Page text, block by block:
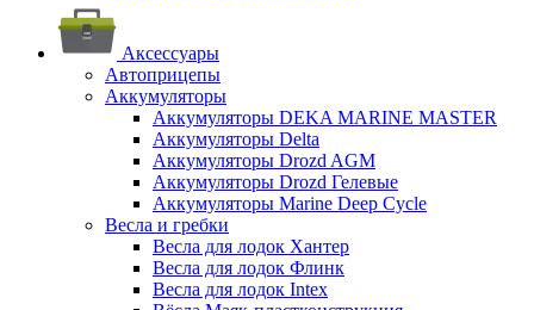
Аксессуары
Автоприцепы
Аккумуляторы
Аккумуляторы DEKA MARINE MASTER
Аккумуляторы Delta
Аккумуляторы Drozd AGM
Аккумуляторы Drozd Гелевые
Аккумуляторы Marine Deep Cycle
Весла и гребки
Весла для лодок Хантер
Весла для лодок Флинк
Весла для лодок Intex